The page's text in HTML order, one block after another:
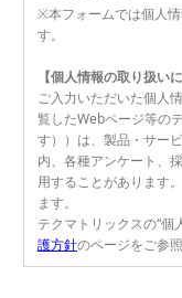
※本フォームでは個人
す。
【個人情報の取り扱い
ご入力いただいた個人
覧したWebページ等の
す））は、製品・サー
内、各種アンケート、
用することがあります
ます。
テクマトリックスの“個
護方針のページをご参照